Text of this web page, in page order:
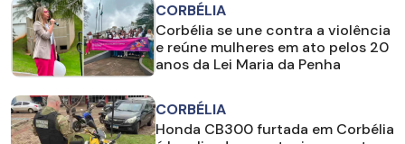
CORBÉLIA
Corbélia se une contra a violência
e reúne mulheres em ato pelos 20
anos da Lei Maria da Penha
CORBÉLIA
Honda CB300 furtada em Corbélia